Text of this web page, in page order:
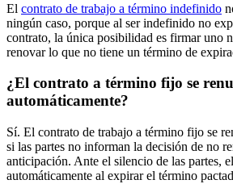
El contrato de trabajo a término indefinido
ningún caso, porque al ser indefinido no
contrato, la única posibilidad es firmar uno
renovar lo que no tiene un término de
¿El contrato a término fijo se
automáticamente?
Sí. El contrato de trabajo a término fijo se
si las partes no informan la decisión de no
anticipación. Ante el silencio de las partes,
automáticamente al expirar el término